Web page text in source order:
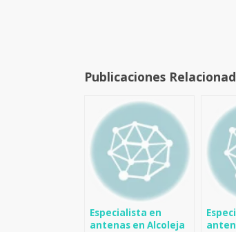
Publicaciones
Especialista en
antenas en Alcoleja